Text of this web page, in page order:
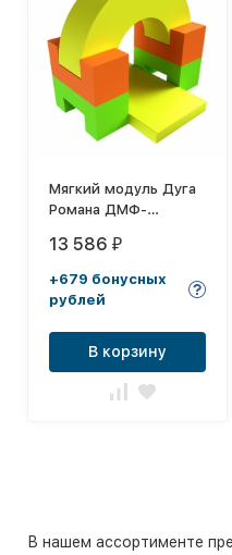
Мягкий модуль Дуга
Романа ДМФ-
13 586 ₽
+679 бонусных
рублей
В корзину
В нашем ассортименте